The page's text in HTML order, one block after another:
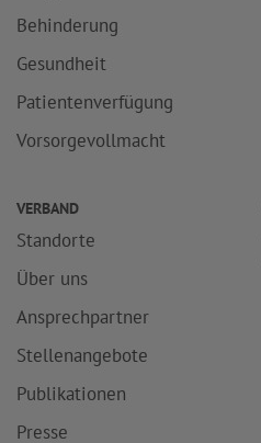
Behinderung
Gesundheit
Patientenverfügung
Vorsorgevollmacht
VERBAND
Standorte
Über uns
Ansprechpartner
Stellenangebote
Publikationen
Presse